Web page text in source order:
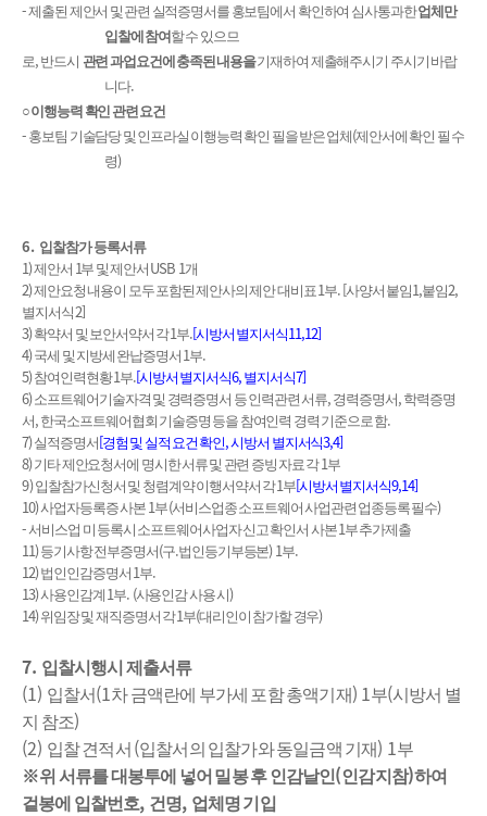
-제출된 제안서 및 관련 실적증명서를 홍보팀에서 확인하여 심사통과한업체만
입찰에 참여 할 수 있으므
로, 반드시 관련 과업요건에 충족된 내용을기재하여 제출해주시기 주시기 바랍
니다.
○이행능력 확인 관련 요건
- 홍보팀 기술담당 및 인프라실 이행능력 확인 필을 받은 업체(제안서에 확인 필 수
령)
6. 입찰참가 등록서류
1)제안서 1부 및 제안서 USB 1개
2)제안요청 내용이 모두 포함된 제안사의 제안 대비표1부. [사양서 붙임1,붙임2,
별지서식2]
3)확약서 및 보안서약서 각1부.[시방서 별지서식11,12]
4)국세 및 지방세 완납증명서 1부.
5)참여인력현황1부.[시방서 별지서식6, 별지서식7]
6)소프트웨어기술자격 및 경력증명서 등 인력관련 서류, 경력증명서, 학력증명
서, 한국소프트웨어협회 기술증명 등을 참여인력 경력 기준으로 함.
7)실적증명서[경험 및 실적 요건 확인,시방서 별지서식3,4]
8)기타 제안요청서에 명시한 서류 및 관련 증빙 자료 각1부
9)입찰참가신청서 및 청렴계약 이행서약서 각1부[시방서 별지서식9,14]
10)사업자등록증 사본 1부(서비스업종 소프트웨어 사업관련 업종등록 필수)
- 서비스업 미 등록시 소프트웨어사업자 신고 확인서 사본1부 추가제출
11)등기사항 전부증명서(구.법인등기부등본) 1부.
12)법인인감증명서 1부.
13)사용인감계 1부. (사용인감 사용 시)
14)위임장 및 재직증명서 각1부(대리인이 참가할 경우)
7. 입찰시행시 제출서류
(1) 입찰서(1차 금액란에 부가세 포함 총액기재) 1부(시방서 별
지 참조)
(2) 입찰 견적서 (입찰서의 입찰가와 동일금액 기재) 1부
※위 서류를 대봉투에 넣어 밀봉 후 인감날인(인감지참)하여
겉봉에 입찰번호, 건명, 업체명 기입